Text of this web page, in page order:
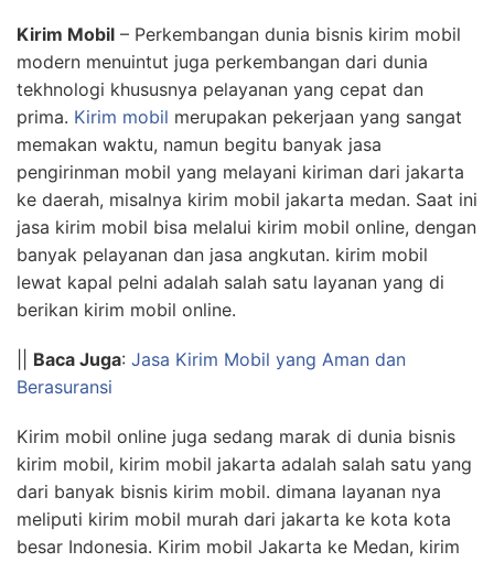
Kirim Mobil – Perkembangan dunia bisnis kirim mobil
modern menuintut juga perkembangan dari dunia
tekhnologi khususnya pelayanan yang cepat dan
prima. Kirim mobil merupakan pekerjaan yang sangat
memakan waktu, namun begitu banyak jasa
pengirinman mobil yang melayani kiriman dari jakarta
ke daerah, misalnya kirim mobil jakarta medan. Saat ini
jasa kirim mobil bisa melalui kirim mobil online, dengan
banyak pelayanan dan jasa angkutan. kirim mobil
lewat kapal pelni adalah salah satu layanan yang di
berikan kirim mobil online.
Baca Juga: Jasa Kirim Mobil yang Aman dan
Berasuransi
Kirim mobil online juga sedang marak di dunia bisnis
kirim mobil, kirim mobil jakarta adalah salah satu yang
dari banyak bisnis kirim mobil. dimana layanan nya
meliputi kirim mobil murah dari jakarta ke kota kota
besar Indonesia. Kirim mobil Jakarta ke Medan, kirim